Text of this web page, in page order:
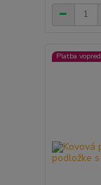
Platba vopred